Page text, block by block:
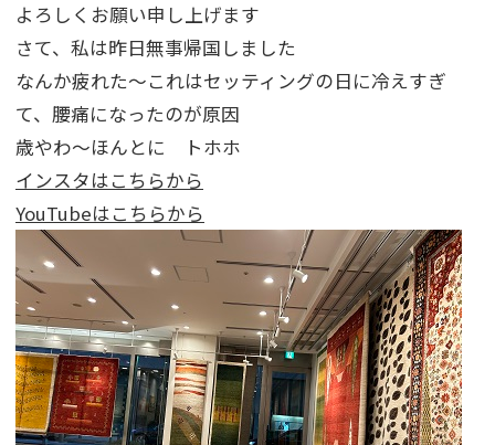
よろしくお願い申し上げます
さて、私は昨日無事帰国しました
なんか疲れた～これはセッティングの日に冷えすぎ
て、腰痛になったのが原因
歳やわ～ほんとに トホホ
インスタはこちらから
YouTubeはこちらから